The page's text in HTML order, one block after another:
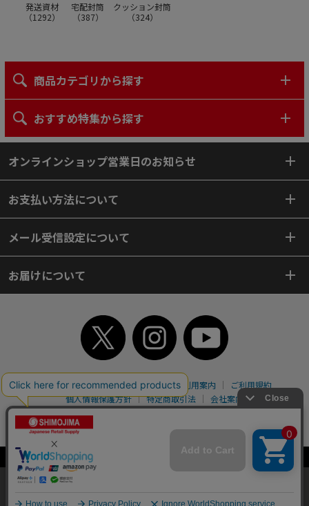
当サイトはクッキー（Cookie）を使用しています。Cookieの使用に同意いた
だける場合は「OK」をクリックしてください。
発送資材
（1292）
宅配封筒
（387）
クッション封筒
（324）
商品カテゴリから探す
おすすめ特集から探す
オンラインショップ営業日のお知らせ
お支払い方法について
メール受信設定について
お届けについて
TOP 初めてご利用のお客様へ ご利用案内
ご利用規約
個人情報保護方針
特定商取引法
会社案内
よくあるご質問
お問い合わせ
ピンポイントサーチ
サイトマップ
Copyright© 2018 SHIMOJIMA Co.,Ltd. All Rights Reserved.